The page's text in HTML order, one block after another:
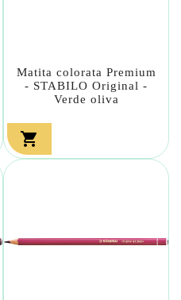
Matita colorata Premium
- STABILO Original -
Verde oliva
